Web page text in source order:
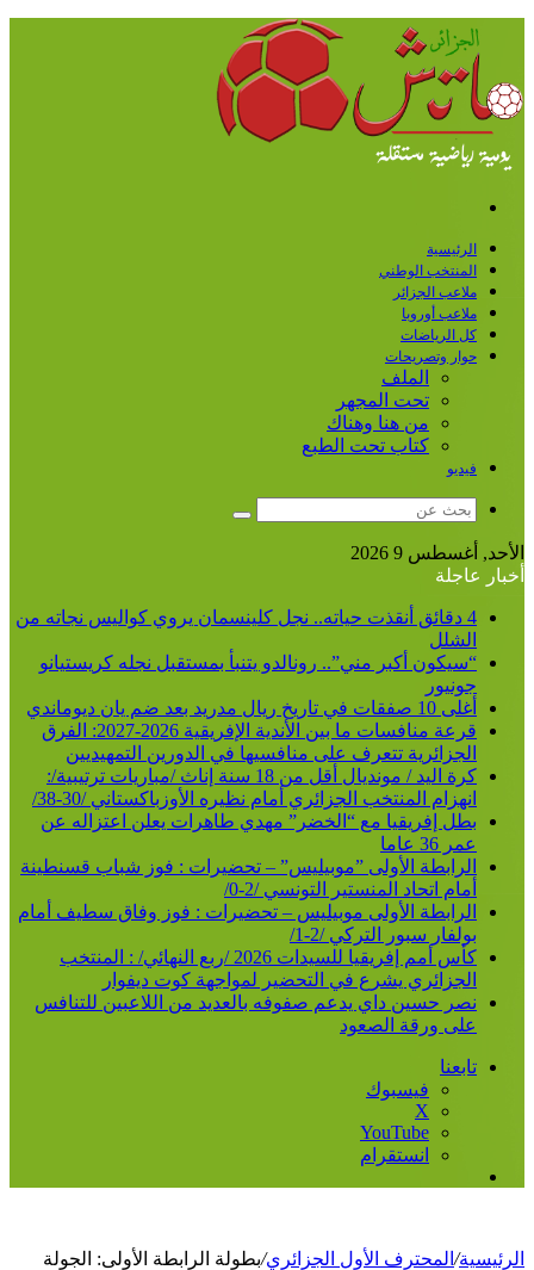
الرئيسية
المنتخب الوطني
ملاعب الجزائر
ملاعب أوروبا
كل الرياضات
حوار وتصريحات
الملف
تحت المجهر
من هنا وهناك
كتاب تحت الطبع
فيديو
بحث
الأحد, أغسطس 9 2026
أخبار عاجلة
4 دقائق أنقذت حياته.. نجل كلينسمان يروي كواليس نجاته من
الشلل
“سيكون أكبر مني”.. رونالدو يتنبأ بمستقبل نجله كريستيانو
جونيور
أغلى 10 صفقات في تاريخ ريال مدريد بعد ضم يان ديوماندي
قرعة منافسات ما بين الأندية الإفريقية 2026-2027: الفرق
الجزائرية تتعرف على منافسيها في الدورين التمهيديين
كرة اليد / مونديال أقل من 18 سنة إناث /مباريات ترتيبية/:
انهزام المنتخب الجزائري أمام نظيره الأوزباكستاني /30-38/
بطل إفريقيا مع “الخضر” مهدي طاهرات يعلن اعتزاله عن
عمر 36 عاما
الرابطة الأولى ”موبيليس” – تحضيرات : فوز شباب قسنطينة
أمام اتحاد المنستير التونسي /2-0/
الرابطة الأولى موبيليس – تحضيرات : فوز وفاق سطيف أمام
بولفار سبور التركي /2-1/
كأس أمم إفريقيا للسيدات 2026 /ربع النهائي/ : المنتخب
الجزائري يشرع في التحضير لمواجهة كوت ديفوار
نصر حسين داي يدعم صفوفه بالعديد من اللاعبين للتنافس
على ورقة الصعود
تابعنا
فيسبوك
‫X
‫YouTube
انستقرام
الرئيسية/ المحترف الأول الجزائري/بطولة الرابطة الأولى: الجولة